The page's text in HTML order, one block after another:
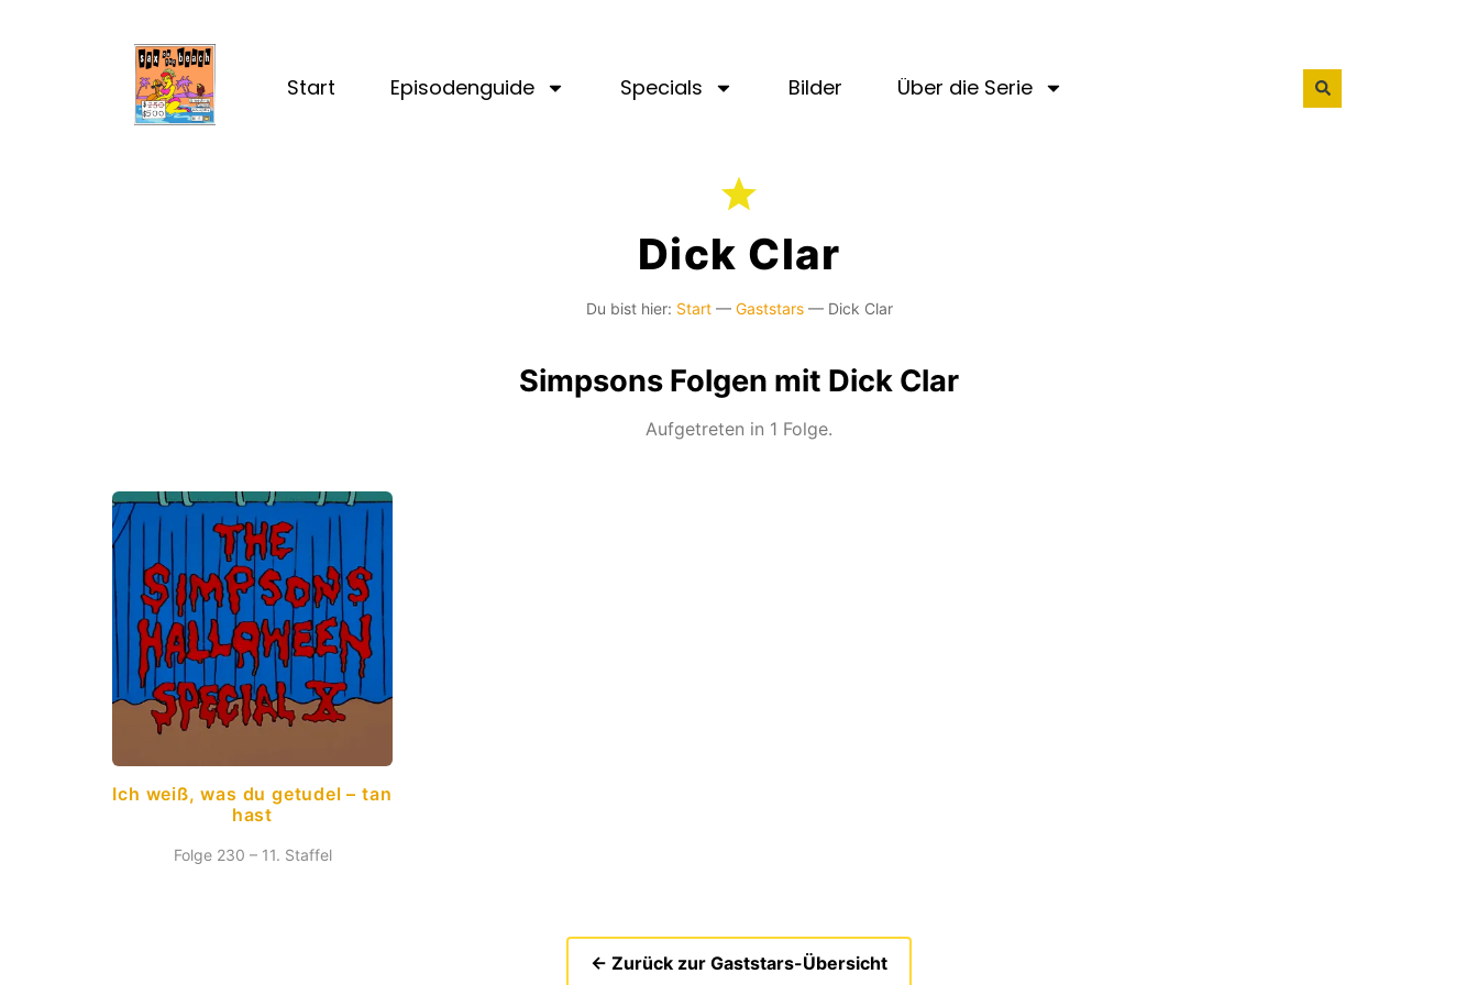
Start Episodenguide Specials Bilder Über die Serie
Dick Clar
Du bist hier: Start— Gaststars— Dick Clar
Simpsons Folgen mit Dick Clar
Aufgetreten in 1 Folge.
Ich weiß, was du getudel – tan
hast
Folge 230 – 11. Staffel
← Zurück zur Gaststars-Übersicht